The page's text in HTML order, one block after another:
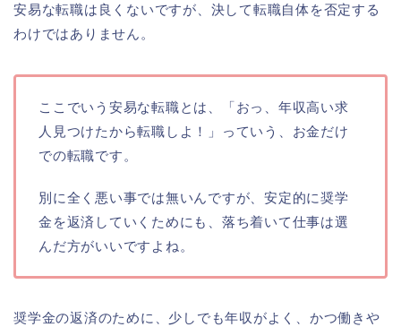
安易な転職は良くないですが、決して転職自体を否定する
わけではありません。
ここでいう安易な転職とは、「おっ、年収高い求
人見つけたから転職しよ！」っていう、お金だけ
での転職です。
別に全く悪い事では無いんですが、安定的に奨学
金を返済していくためにも、落ち着いて仕事は選
んだ方がいいですよね。
奨学金の返済のために、少しでも年収がよく、かつ働きや